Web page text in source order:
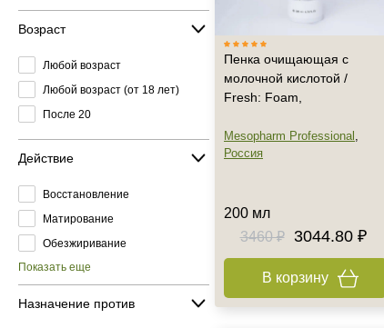
Возраст
Любой возраст
Любой возраст (от 18 лет)
После 20
Действие
Восстановление
Матирование
Обезжиривание
Показать еще
Назначение против
Пенка очищающая с
молочной кислотой /
Fresh: Foam,
Mesopharm Professional ,
Россия
200 мл
3460 ₽
3044.80 ₽
В корзину